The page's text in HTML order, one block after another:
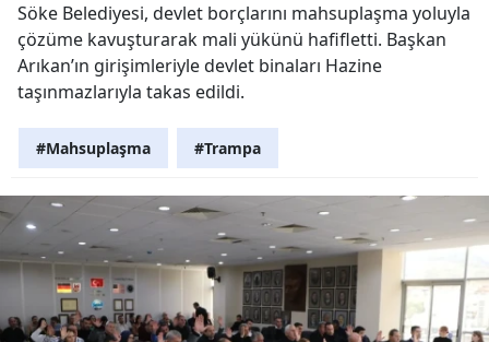
Söke Belediyesi, devlet borçlarını mahsuplaşma yoluyla
çözüme kavuşturarak mali yükünü hafifletti. Başkan
Arıkan’ın girişimleriyle devlet binaları Hazine
taşınmazlarıyla takas edildi.
#Mahsuplaşma #Trampa